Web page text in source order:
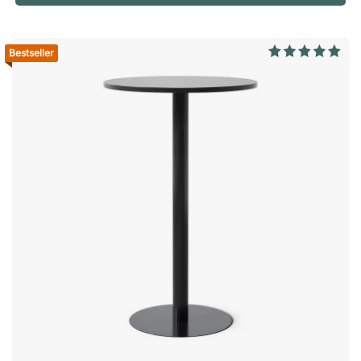
verzonken handgrepen Dankzij de praktische schuifdeuren is
u ruimte moet besparen. De verzonken handgrepen dragen
ook bij aan het strakke uiterlijk van de kast en maken het
openen en sluiten van de kast eenvoudig door hun
eenvoudige ontwerp. Gevoelige werkmaterialen opbergen De
Bestseller